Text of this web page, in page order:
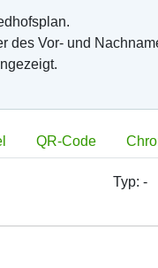
des Vor- und
QR-Code
Typ: -